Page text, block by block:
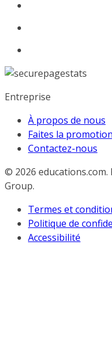
Entreprise
À propos de nous
Faites la
Contactez-nous
© 2026
Group.
Termes et
Politique de
Accessibilité